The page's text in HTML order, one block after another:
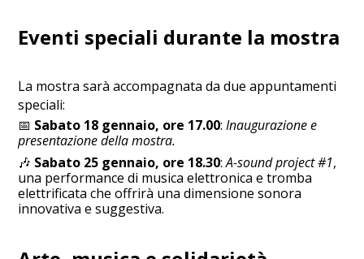
Eventi speciali durante la mostra
La mostra sarà accompagnata da due appuntamenti
speciali:
📅 Sabato 18 gennaio, ore 17.00:Inaugurazione e
presentazione della mostra.
🎶 Sabato 25 gennaio, ore 18.30:A-sound project #1,
una performance di musica elettronica e tromba
elettrificata che offrirà una dimensione sonora
innovativa e suggestiva.